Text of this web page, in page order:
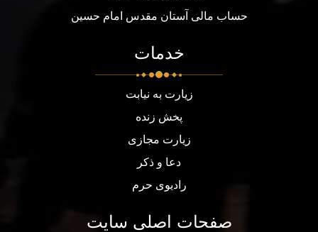
حساب مالی آستان مقدس امام حسین
خدمات
زیارت به نیابت
پخش زنده
زیارت مجازی
دعا و ذکر
رادیوی حرم
صفحات اصلی سایت